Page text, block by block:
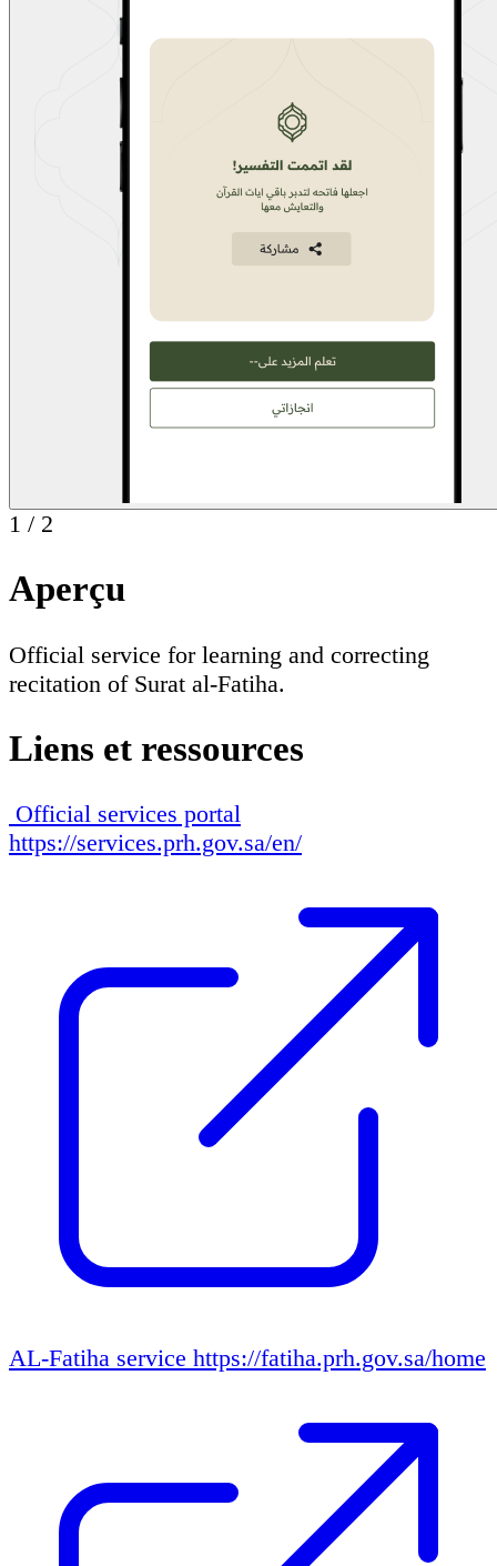
1 / 2
Aperçu
Official service for learning and correcting
recitation of Surat al-Fatiha.
Liens et ressources
Official services portal
https://services.prh.gov.sa/en/
AL-Fatiha service https://fatiha.prh.gov.sa/home